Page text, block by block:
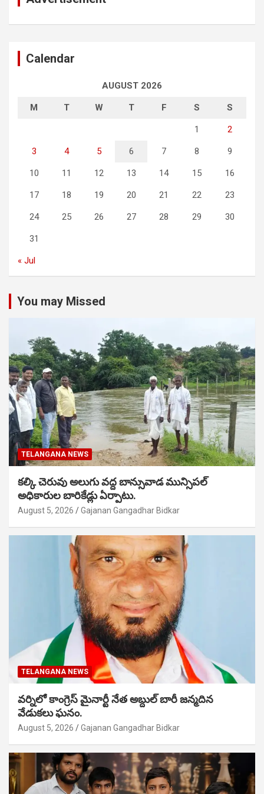
Calendar
AUGUST 2026
M T W T F S S
1 2
3 4 5 6 7 8 9
10 11 12 13 14 15 16
17 18 19 20 21 22 23
24 25 26 27 28 29 30
31
« Jul
You may Missed
TELANGANA NEWS
కల్కి చెరువు అలుగు వద్ద బాన్సువాడ మున్సిపల్
అధికారుల బారికేడ్లు ఏర్పాటు.
August 5, 2026 Gajanan Gangadhar Bidkar
TELANGANA NEWS
వర్నిలో కాంగ్రెస్ మైనార్టీ నేత అబ్దుల్ బారీ జన్మదిన
వేడుకలు ఘనం.
August 5, 2026 Gajanan Gangadhar Bidkar